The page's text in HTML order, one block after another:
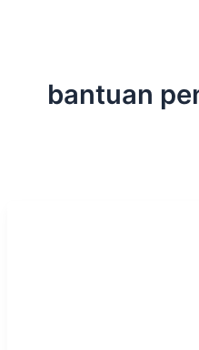
bantuan